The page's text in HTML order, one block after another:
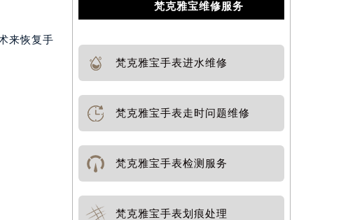
来恢复手
梵克雅宝维修服务
梵克雅宝手表进水维修
梵克雅宝手表走时问题维修
梵克雅宝手表检测服务
梵克雅宝手表划痕处理